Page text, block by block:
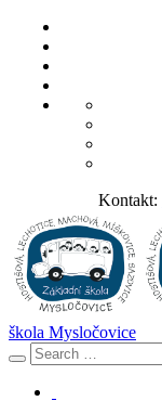
Kontakt:
škola Mysločovice